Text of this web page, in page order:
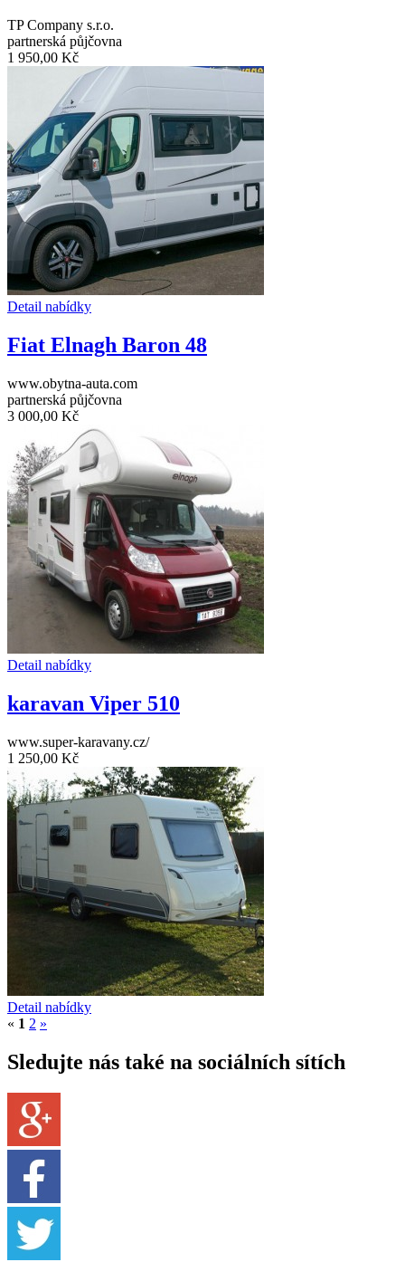
TP Company s.r.o.
partnerská půjčovna
1 950,00 Kč
Detail nabídky
Fiat Elnagh Baron 48
www.obytna-auta.com
partnerská půjčovna
3 000,00 Kč
Detail nabídky
karavan Viper 510
www.super-karavany.cz/
1 250,00 Kč
Detail nabídky
« 1 2 »
Sledujte nás také na sociálních sítích